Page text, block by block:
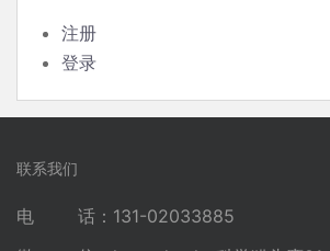
注册
登录
联系我们
电 话：131-02033885